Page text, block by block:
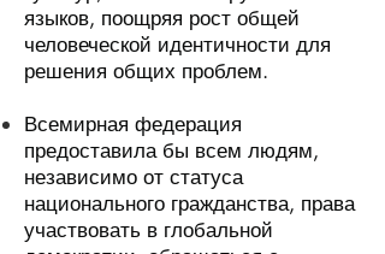
языков, поощряя рост общей
человеческой идентичности для
решения общих проблем.
Всемирная федерация
предоставила бы всем людям,
независимо от статуса
национального гражданства, права
участвовать в глобальной